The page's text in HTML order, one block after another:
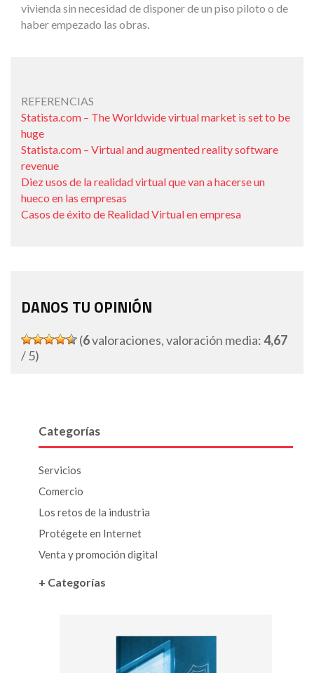
vivienda sin necesidad de disponer de un piso piloto o de
haber empezado las obras.
REFERENCIAS
Statista.com – The Worldwide virtual market is set to be
huge
Statista.com – Virtual and augmented reality software
revenue
Diez usos de la realidad virtual que van a hacerse un
hueco en las empresas
Casos de éxito de Realidad Virtual en empresa
DANOS TU OPINIÓN
(6valoraciones, valoración media:4,67
/ 5)
Categorías
Servicios
Comercio
Los retos de la industria
Protégete en Internet
Venta y promoción digital
+ Categorías